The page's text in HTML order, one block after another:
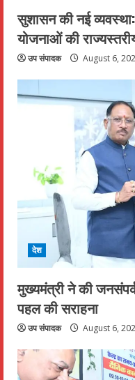
सुशासन की नई व्यवस्था:
योजनाओं की
उप संपादक August 6,
देश
मुख्यमंत्री ने की
पहल की सराहना
उप संपादक August 6,